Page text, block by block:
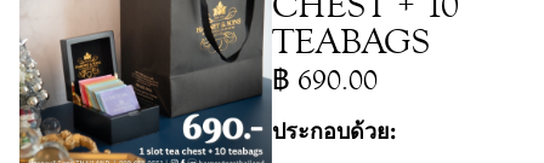
TEABAGS
฿ 690.00
ประกอบด้วย: